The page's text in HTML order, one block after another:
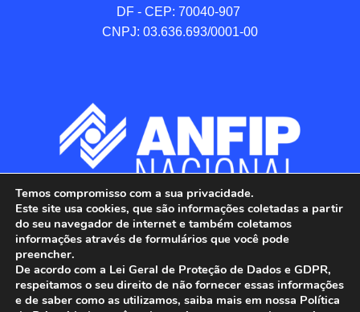
DF - CEP: 70040-907
CNPJ: 03.636.693/0001-00
Temos compromisso com a sua privacidade.
Este site usa cookies, que são informações coletadas a partir
do seu navegador de internet e também coletamos
informações através de formulários que você pode
preencher.
De acordo com a Lei Geral de Proteção de Dados e GDPR,
respeitamos o seu direito de não fornecer essas informações
e de saber como as utilizamos, saiba mais em nossa Política